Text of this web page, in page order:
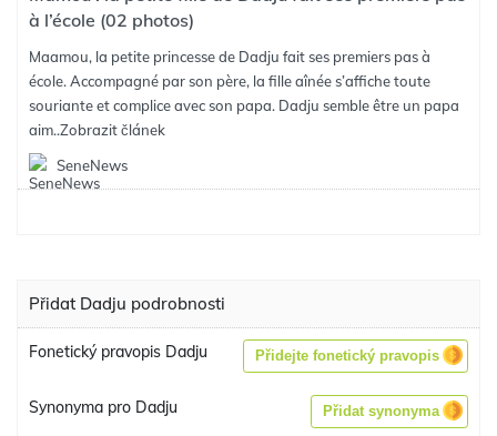
à l’école (02 photos)
Maamou, la petite princesse de Dadju fait ses premiers pas à
école. Accompagné par son père, la fille aînée s’affiche toute
souriante et complice avec son papa. Dadju semble être un papa
aim..Zobrazit článek
SeneNews
Přidat Dadju podrobnosti
Fonetický pravopis Dadju Přidejte fonetický pravopis
Synonyma pro Dadju Přidat synonyma